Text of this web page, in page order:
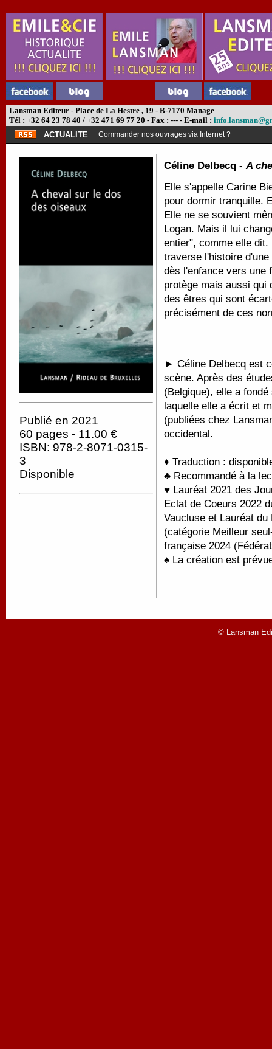
Lansman Editeur - Place de La Hestre , 19 - B-7170 Manage
Tél : +32 64 23 78 40 / +32 471 69 77 20 - Fax : --- - E-mail :
ACTUALITE
Commander nos ouvrages via Internet ?
Publié en 2021
60 pages - 11.00 €
ISBN: 978-2-8071-0315-
3
Disponible
Céline Delbecq -A
Elle s'appelle Carine
pour dormir tranquille.
Elle ne se souvient
Logan. Mais il lui
entier", comme elle
traverse l'histoire
dès l'enfance vers une
protège mais aussi qui
des êtres qui sont
précisément de ces
► Céline Delbecq est
scène. Après des
(Belgique), elle a
laquelle elle a écrit et
(publiées chez
occidental.
♦ Traduction :
♣ Recommandé à la
♥ Lauréat 2021 des
Eclat de Coeurs 2022
Vaucluse et Lauréat
(catégorie Meilleur
française 2024
♠ La création est
© Lansman